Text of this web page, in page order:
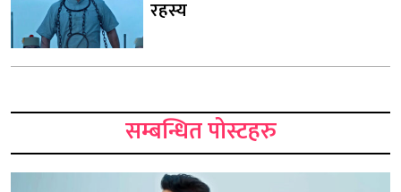
रहस्य
सम्बन्धित पोस्टहरु